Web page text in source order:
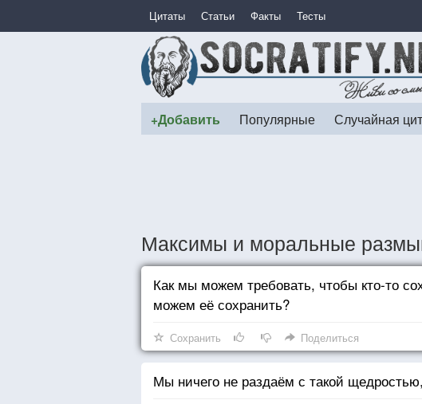
Цитаты Статьи Факты Тесты
+Добавить Популярные Случайная
Максимы и моральные
Как мы можем требовать, чтобы кто-то
можем её сохранить?
Сохранить Поделиться
Мы ничего не раздаём с такой